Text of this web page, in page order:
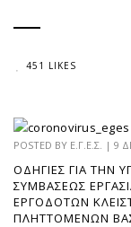
451 LIKES
POSTED BY Ε.Γ.Ε.Σ. | 9
ΟΔΗΓΊΕΣ ΓΙΑ
ΣΥΜΒΆΣΕΩΣ
ΕΡΓΟΔΟΤΏΝ
ΛΗΤΤΌΜΕΝΩΝ